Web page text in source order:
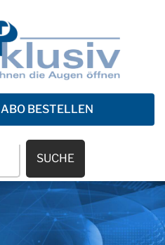
ABO BESTELLEN
SUCHE